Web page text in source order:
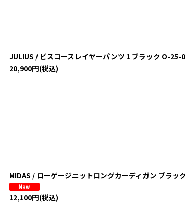
JULIUS / ビスコースレイヤーパンツ 1 ブラック O-
20,900円(税込)
MIDAS / ローゲージニットロングカーディガン ブラ
12,100円(税込)